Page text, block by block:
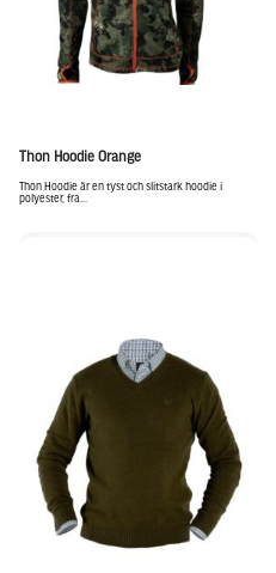
Thon Hoodie Orange
Thon Hoodie är en tyst och slitstark hoodie i
polyester, fra...